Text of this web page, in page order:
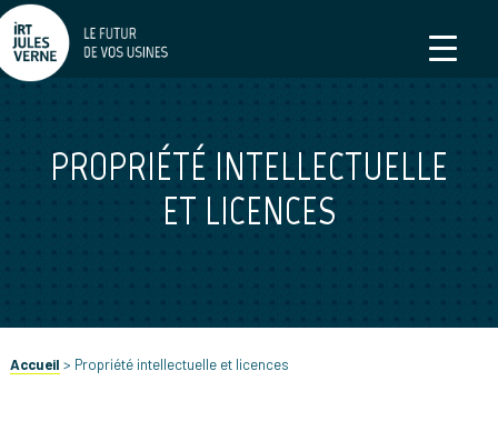
PROPRIÉTÉ INTELLECTUELLE
ET LICENCES
Accueil > Propriété intellectuelle et licences